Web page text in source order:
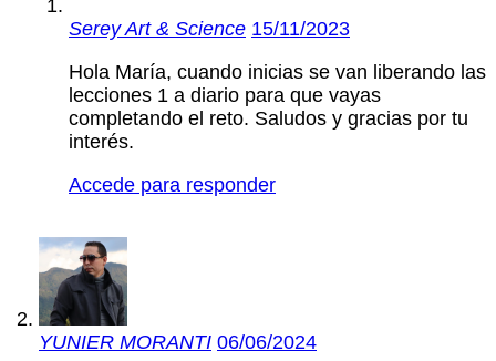
Serey Art & Science 15/11/2023
Hola María, cuando inicias se van liberando las
lecciones 1 a diario para que vayas
completando el reto. Saludos y gracias por tu
interés.
Accede para responder
YUNIER MORANTI 06/06/2024